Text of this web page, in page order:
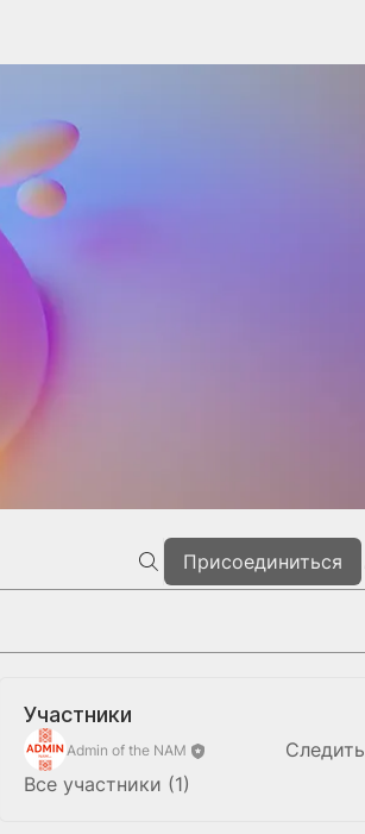
Присоединиться
Участники
Admin of the NAM
Следить
Все участники (1)